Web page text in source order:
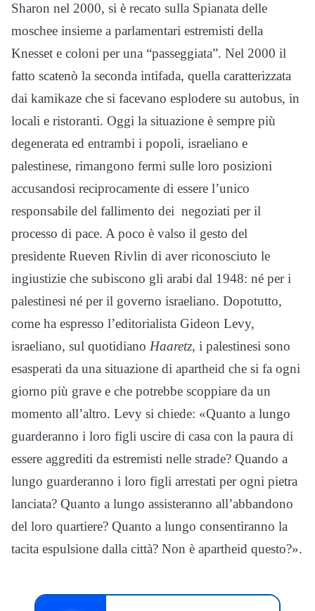
Sharon nel 2000, si è recato sulla Spianata delle
moschee insieme a parlamentari estremisti della
Knesset e coloni per una “passeggiata”. Nel 2000 il
fatto scatenò la seconda intifada, quella caratterizzata
dai kamikaze che si facevano esplodere su autobus, in
locali e ristoranti. Oggi la situazione è sempre più
degenerata ed entrambi i popoli, israeliano e
palestinese, rimangono fermi sulle loro posizioni
accusandosi reciprocamente di essere l’unico
responsabile del fallimento dei negoziati per il
processo di pace. A poco è valso il gesto del
presidente Rueven Rivlin di aver riconosciuto le
ingiustizie che subiscono gli arabi dal 1948: né per i
palestinesi né per il governo israeliano. Dopotutto,
come ha espresso l’editorialista Gideon Levy,
israeliano, sul quotidiano Haaretz, i palestinesi sono
esasperati da una situazione di apartheid che si fa ogni
giorno più grave e che potrebbe scoppiare da un
momento all’altro. Levy si chiede: «Quanto a lungo
guarderanno i loro figli uscire di casa con la paura di
essere aggrediti da estremisti nelle strade? Quando a
lungo guarderanno i loro figli arrestati per ogni pietra
lanciata? Quanto a lungo assisteranno all’abbandono
del loro quartiere? Quanto a lungo consentiranno la
tacita espulsione dalla città? Non è apartheid questo?».